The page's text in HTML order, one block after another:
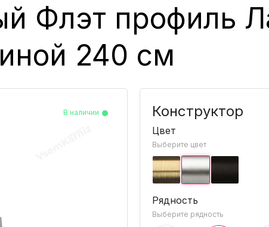
Флэт профиль
240 см
В наличии
В наличии
В наличии
В наличии Конструктор
Цвет
Выберите цвет
Рядность
Выберите рядность